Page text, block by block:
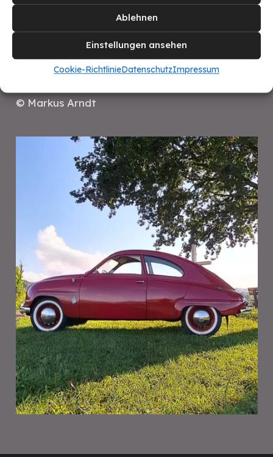
Ablehnen
Einstellungen ansehen
Cookie-RichtlinieDatenschutzImpressum
tatsächlich im Jahr 2025 aufgenommen
deutlich öfters in Iseringhausen.
© Markus Arndt